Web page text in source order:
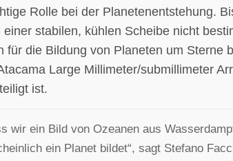
Rolle bei der Planetenentstehung.
stabilen, kühlen Scheibe nicht
für die Bildung von Planeten um Sterne
Large Millimeter/submillimeter
ist.
wir ein Bild von Ozeanen aus
ein Planet bildet“, sagt Stefano